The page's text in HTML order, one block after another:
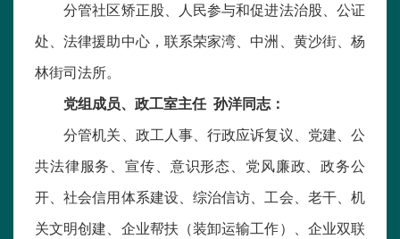
分管社区矫正股、人民参与和促进法治股、公证
处、法律援助中心，联系荣家湾、中洲、黄沙街、杨
林街司法所。
党组成员、政工室主任 孙洋同志：
分管机关、政工人事、行政应诉复议、党建、公
共法律服务、宣传、意识形态、党风廉政、政务公
开、社会信用体系建设、综治信访、工会、老干、机
关文明创建、企业帮扶（装卸运输工作）、企业双联